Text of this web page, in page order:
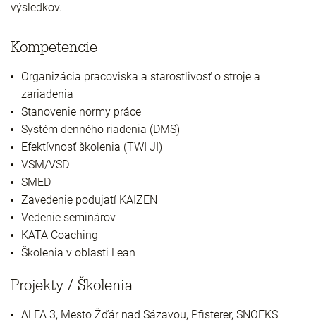
výsledkov.
Kompetencie
Organizácia pracoviska a starostlivosť o stroje a
zariadenia
Stanovenie normy práce
Systém denného riadenia (DMS)
Efektívnosť školenia (TWI JI)
VSM/VSD
SMED
Zavedenie podujatí KAIZEN
Vedenie seminárov
KATA Coaching
Školenia v oblasti Lean
Projekty / Školenia
ALFA 3, Mesto Žďár nad Sázavou, Pfisterer, SNOEKS